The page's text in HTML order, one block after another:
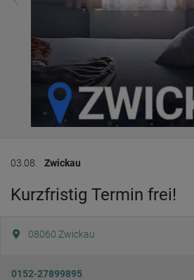
03.08. Zwickau
Kurzfristig Termin frei!
08060 Zwickau
0152-27899895